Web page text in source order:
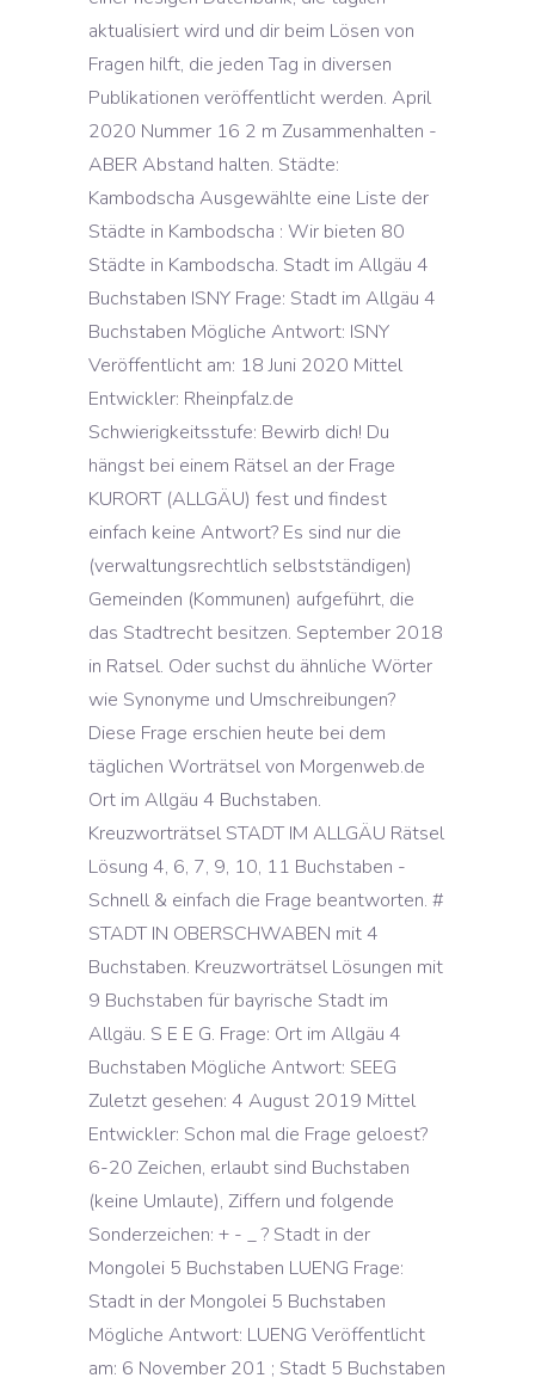
aktualisiert wird und dir beim Lösen von
Fragen hilft, die jeden Tag in diversen
Publikationen veröffentlicht werden. April
2020 Nummer 16 2 m Zusammenhalten -
ABER Abstand halten. Städte:
Kambodscha Ausgewählte eine Liste der
Städte in Kambodscha : Wir bieten 80
Städte in Kambodscha. Stadt im Allgäu 4
Buchstaben ISNY Frage: Stadt im Allgäu 4
Buchstaben Mögliche Antwort: ISNY
Veröffentlicht am: 18 Juni 2020 Mittel
Entwickler: Rheinpfalz.de
Schwierigkeitsstufe: Bewirb dich! Du
hängst bei einem Rätsel an der Frage
KURORT (ALLGÄU) fest und findest
einfach keine Antwort? Es sind nur die
(verwaltungsrechtlich selbstständigen)
Gemeinden (Kommunen) aufgeführt, die
das Stadtrecht besitzen. September 2018
in Ratsel. Oder suchst du ähnliche Wörter
wie Synonyme und Umschreibungen?
Diese Frage erschien heute bei dem
täglichen Worträtsel von Morgenweb.de
Ort im Allgäu 4 Buchstaben.
Kreuzworträtsel STADT IM ALLGÄU Rätsel
Lösung 4, 6, 7, 9, 10, 11 Buchstaben -
Schnell & einfach die Frage beantworten. #
STADT IN OBERSCHWABEN mit 4
Buchstaben. Kreuzworträtsel Lösungen mit
9 Buchstaben für bayrische Stadt im
Allgäu. S E E G. Frage: Ort im Allgäu 4
Buchstaben Mögliche Antwort: SEEG
Zuletzt gesehen: 4 August 2019 Mittel
Entwickler: Schon mal die Frage geloest?
6-20 Zeichen, erlaubt sind Buchstaben
(keine Umlaute), Ziffern und folgende
Sonderzeichen: + - _ ? Stadt in der
Mongolei 5 Buchstaben LUENG Frage:
Stadt in der Mongolei 5 Buchstaben
Mögliche Antwort: LUENG Veröffentlicht
am: 6 November 201 ; Stadt 5 Buchstaben